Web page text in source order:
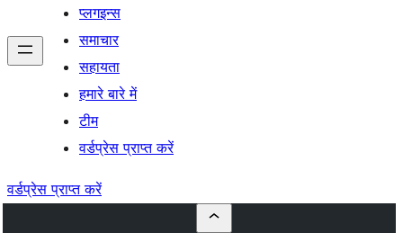
प्लगइन्स
समाचार
सहायता
हमारे बारे में
टीम
वर्डप्रेस प्राप्त करें
वर्डप्रेस प्राप्त करें